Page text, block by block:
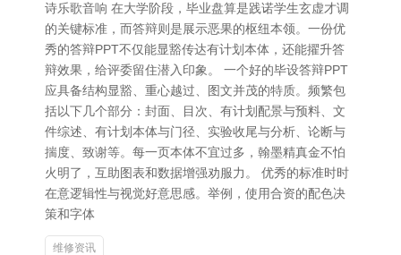
诗乐歌音响 在大学阶段，毕业盘算是践诺学生玄虚才调
的关键标准，而答辩则是展示恶果的枢纽本领。一份优
秀的答辩PPT不仅能显豁传达有计划本体，还能擢升答
辩效果，给评委留住潜入印象。 一个好的毕设答辩PPT
应具备结构显豁、重心越过、图文并茂的特质。频繁包
括以下几个部分：封面、目次、有计划配景与预料、文
件综述、有计划本体与门径、实验收尾与分析、论断与
揣度、致谢等。每一页本体不宜过多，翰墨精真金不怕
火明了，互助图表和数据增强劝服力。 优秀的标准时时
在意逻辑性与视觉好意思感。举例，使用合资的配色决
策和字体
维修资讯